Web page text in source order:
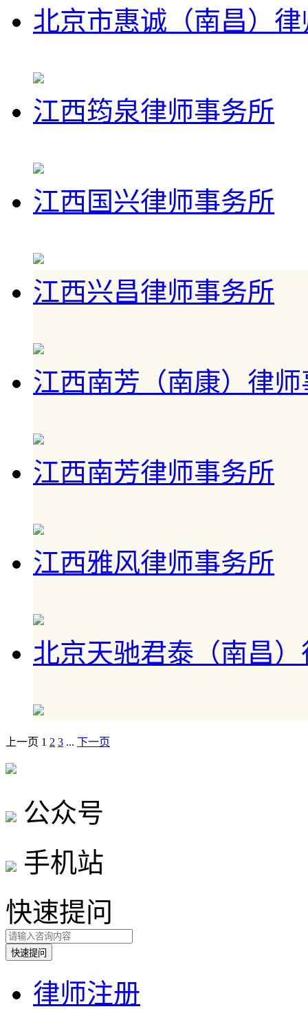
北京市惠诚（南昌）
江西筠泉律师事务所
江西国兴律师事务所
江西兴昌律师事务所
江西南芳（南康）律
江西南芳律师事务所
江西雅风律师事务所
北京天驰君泰（南昌
上一页 1 2 3 ... 下一页
公众号
手机站
快速提问
律师注册